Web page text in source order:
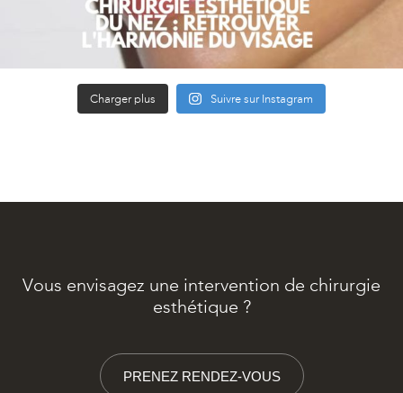
Charger plus Suivre sur Instagram
Vous envisagez une intervention de chirurgie
esthétique ?
PRENEZ RENDEZ-VOUS